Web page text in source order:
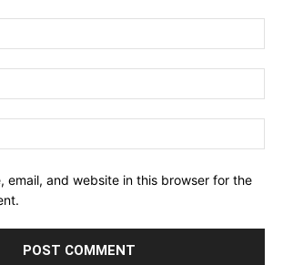
email, and website in this browser for the